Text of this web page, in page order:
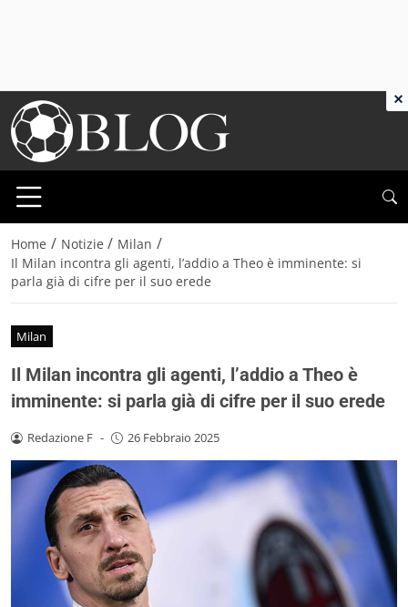
Home / Notizie / Milan /
Il Milan incontra gli agenti, l’addio a Theo è imminente: si
parla già di cifre per il suo erede
Milan
Il Milan incontra gli agenti, l’addio a Theo è
imminente: si parla già di cifre per il suo erede
Redazione F - 26 Febbraio 2025
×